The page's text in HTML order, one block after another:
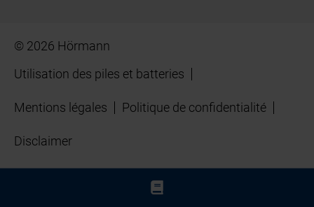
© 2026 Hörmann
Utilisation des piles et batteries
Mentions légales Politique de confidentialité
Disclaimer